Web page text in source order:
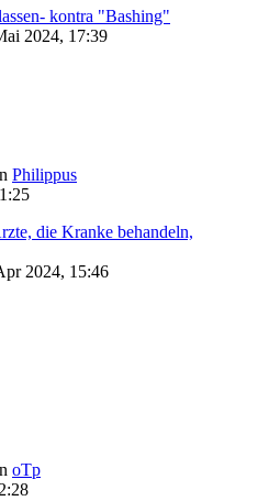
kontra "Bashing"
2024, 17:39
Philippus
die Kranke behandeln,
2024, 15:46
oTp